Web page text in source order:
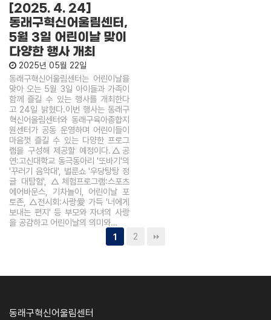
[2025. 4. 24]
동래구혁신어울림센터,
5월 3일 어린이날 맞이
다양한 행사 개최
2025년 05월 22일
동래구혁신어울림센터는 어린이날을
맞아 오는 5월 3일 아이들과 가족이
함께 즐길 수 있는 행사를 개최한다
고 24일 밝혔다.이번 행사는 동래구
혁신어울림센터와 동래구육아종합지
원센터가 공동 운영하며 어린이들이
마음껏 즐길 수 있는 다양한 프로그
램을 구성해 제공할 예정이다.△공
연:고신대학교 동극동아리 '또바기'의
'꾸러기 음악대', 벌룬쇼 '우당탕탕 정
글 대탐험', △체험프로그램:스포츠
에어바운스, 기차놀이, 어린이날 포
토존, △전시회:사랑愛 가득 '너에게
보내는 편지' 등 부모와 자녀의 사랑
을 공감하고 어린이날의 의미와…
1 2
동래구혁신어울림센터